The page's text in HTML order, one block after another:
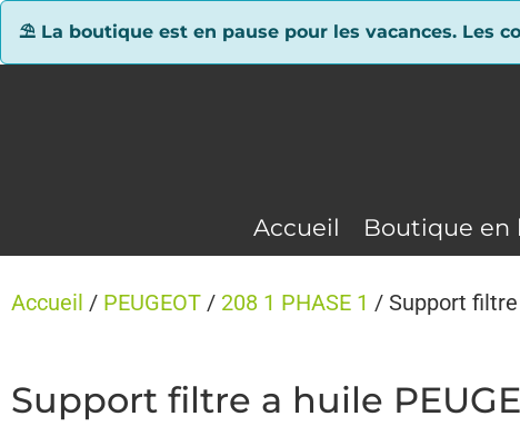
⛱ La boutique est en pause pour les vacances. Les
Accueil Boutique en
Accueil / PEUGEOT / 208 1 PHASE 1 / Support filtre
Support filtre a huile
Panneau de gestion des cookies